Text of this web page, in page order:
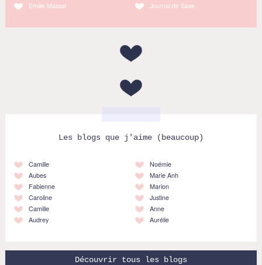
Emilie Massal
Journal de Saxe
Les blogs que j'aime (beaucoup)
Camille
Aubes
Fabienne
Caroline
Camille
Audrey
Noémie
Marie Anh
Marion
Justine
Anne
Aurélie
Découvrir tous les blogs